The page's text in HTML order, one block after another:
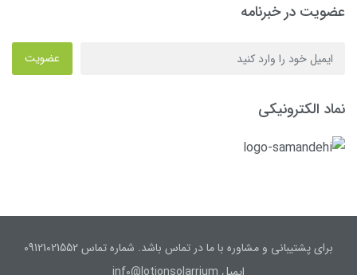
عضویت در خبرنامه
عضویت
نماد الکترونیکی
برای پشتیبانی و مشاوره با ما در تماس باشد. شماره تماس 09121021552